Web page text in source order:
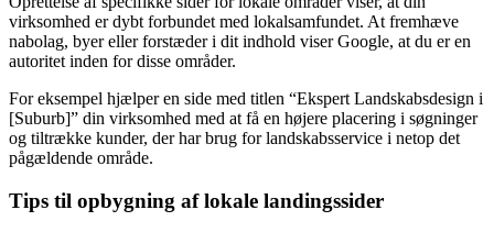
virksomhed er dybt forbundet med lokalsamfundet. At fremhæve
nabolag, byer eller forstæder i dit indhold viser Google, at du er en
autoritet inden for disse områder.
For eksempel hjælper en side med titlen “Ekspert Landskabsdesign i
[Suburb]” din virksomhed med at få en højere placering i søgninger
og tiltrække kunder, der har brug for landskabsservice i netop det
pågældende område.
Tips til opbygning af lokale landingssider